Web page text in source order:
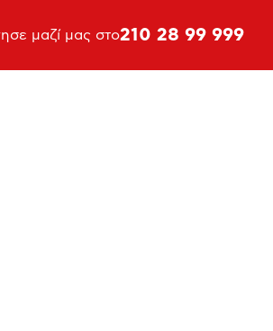
μαζί μας στο210 28 99 999